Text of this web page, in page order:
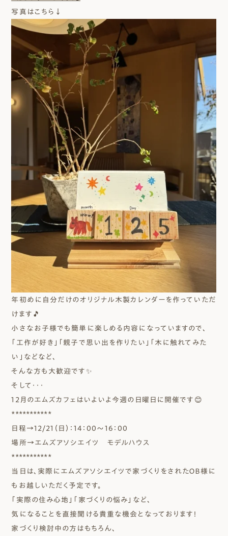
写真はこちら↓
年初めに自分だけのオリジナル木製カレンダーを作っていただ
けます🎵
小さなお子様でも簡単に楽しめる内容になっていますので、
「工作が好き」「親子で思い出を作りたい」「木に触れてみた
い」などなど、
そんな方も大歓迎です✨
そして・・・
12月のエムズカフェはいよいよ今週の日曜日に開催です😊
***********
日程→12/21（日）：14：00～16：00
場所→エムズアソシエイツ モデルハウス
***********
当日は、実際にエムズアソシエイツで家づくりをされたＯＢ様に
もお越しいただく予定です。
「実際の住み心地」「家づくりの悩み」など、
気になることを直接聞ける貴重な機会となっております！
家づくり検討中の方はもちろん、